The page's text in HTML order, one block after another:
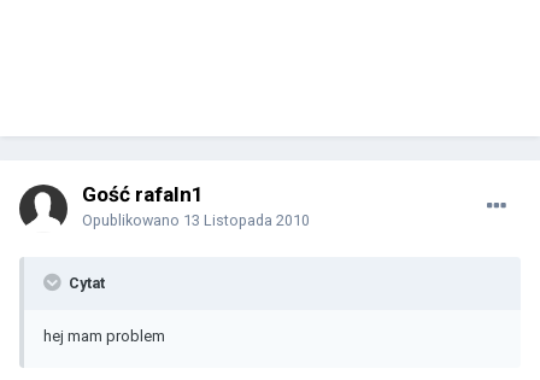
Gość rafaln1
Opublikowano 13 Listopada 2010
Cytat
hej mam problem